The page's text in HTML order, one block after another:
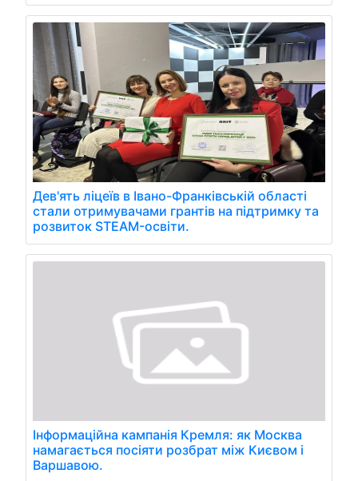
Дев'ять ліцеїв в Івано-Франківській області
стали отримувачами грантів на підтримку та
розвиток STEAM-освіти.
Інформаційна кампанія Кремля: як Москва
намагається посіяти розбрат між Києвом і
Варшавою.